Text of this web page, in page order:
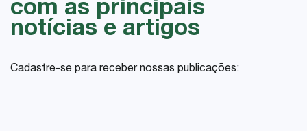
com as principais
notícias e artigos
Cadastre-se para receber nossas publicações: